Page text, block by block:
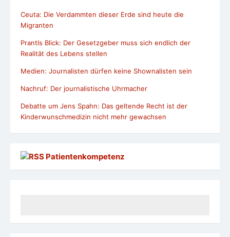
Ceuta: Die Verdammten dieser Erde sind heute die
Migranten
Prantls Blick: Der Gesetzgeber muss sich endlich der
Realität des Lebens stellen
Medien: Journalisten dürfen keine Shownalisten sein
Nachruf: Der journalistische Uhrmacher
Debatte um Jens Spahn: Das geltende Recht ist der
Kinderwunschmedizin nicht mehr gewachsen
Patientenkompetenz